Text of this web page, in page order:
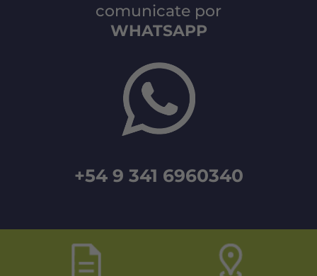
comunicate por
WHATSAPP
+54 9 341 6960340